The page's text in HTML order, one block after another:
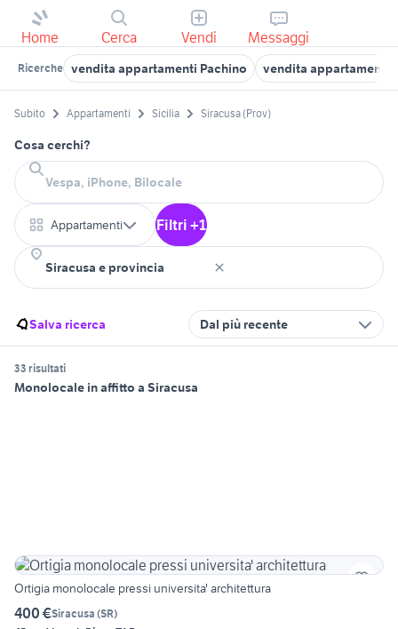
Home Cerca Vendi Messaggi
Ricerche vendita appartamenti Pachino vendita appartamenti
Subito Appartamenti Sicilia Siracusa (Prov)
Cosa cerchi?
Appartamenti Filtri +1
Salva ricerca Dal più recente
33 risultati
Monolocale in affitto a Siracusa
Ortigia monolocale pressi universita' architettura
400 €Siracusa (SR)